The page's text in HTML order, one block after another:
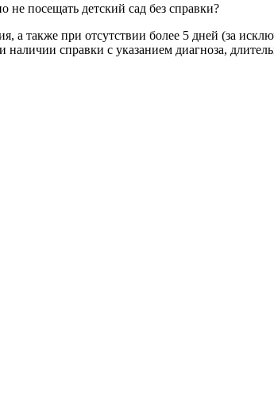
посещать детский сад без справки?
а также при отсутствии более 5 дней (за
справки с указанием диагноза,